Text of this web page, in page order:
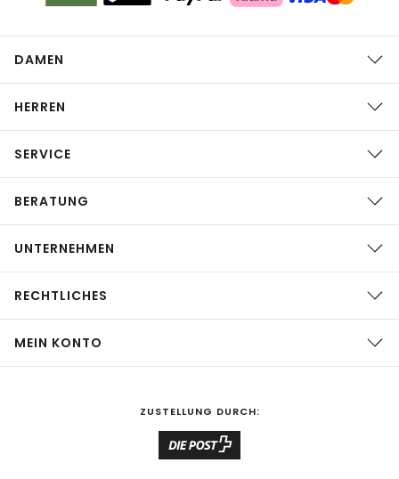
DAMEN
HERREN
SERVICE
BERATUNG
UNTERNEHMEN
RECHTLICHES
MEIN KONTO
ZUSTELLUNG DURCH: